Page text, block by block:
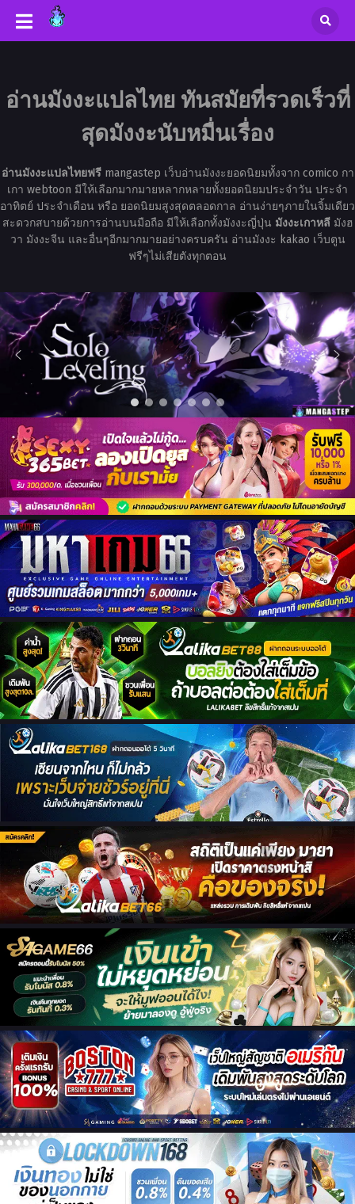
อ่านมังงะแปลไทย ทันสมัยที่รวดเร็วที่
สุดมังงะนับหมื่นเรื่อง
อ่านมังงะแปลไทยฟรีmangastep เว็บอ่านมังงะยอดนิยมทั้งจาก comico กา
เกา webtoon มีให้เลือกมากมายหลากหลายทั้งยอดนิยมประจำวัน ประจำ
อาทิตย์ ประจำเดือน หรือ ยอดนิยมสูงสุดตลอดกาล อ่านง่ายๆภายในจิ้มเดียว
สะดวกสบายด้วยการอ่านบนมือถือ มีให้เลือกทั้งมังงะญี่ปุ่น มังงะเกาหลีมังฮ
วา มังงะจีน และอื่นๆอีกมากมายอย่างครบครัน อ่านมังงะ kakao เว็บตูน
ฟรีๆไม่เสียตังทุกตอน